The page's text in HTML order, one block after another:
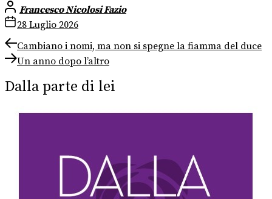
Francesco Nicolosi Fazio
28 Luglio 2026
Navigazione
articoli
Previous
post:
Cambiano i nomi, ma non si spegne la fiamma del duce
Next
post:
Un anno dopo l’altro
Dalla parte di lei